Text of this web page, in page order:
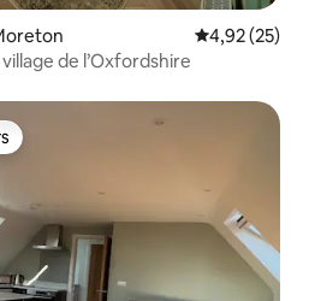
Évaluation
4,92 (25)
de l’Oxfordshire